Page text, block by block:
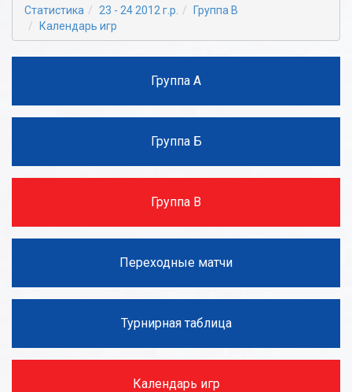
Статистика 23 - 24 2012 г.р.
Группа В
Календарь игр
Группа А
Группа Б
Группа В
Переходные матчи
Турнирная таблица
Календарь игр